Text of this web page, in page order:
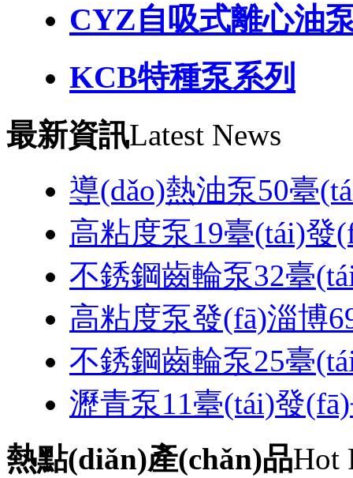
CYZ自吸式離心油
KCB特種泵系列
最新資訊Latest News
導(dǎo)熱油泵50臺
高粘度泵19臺(tái)發
不銹鋼齒輪泵32臺
高粘度泵發(fā)淄博
不銹鋼齒輪泵25臺
瀝青泵11臺(tái)發
熱點(diǎn)產(chǎn)品Hot